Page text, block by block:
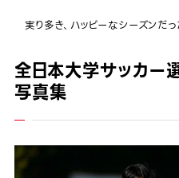
実り多き、ハッピーなシーズンだっ
全日本大学サッカー
写真集